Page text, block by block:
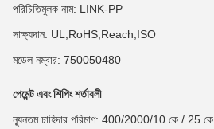
পরিচিতিমুলক নাম: LINK-PP
সাক্ষ্যদান: UL,RoHS,Reach,ISO
মডেল নম্বার: 750050480
পেমেন্ট এবং শিপিং শর্তাবলী
ন্যূনতম চাহিদার পরিমাণ: 400/2000/10 কে / 25 কে